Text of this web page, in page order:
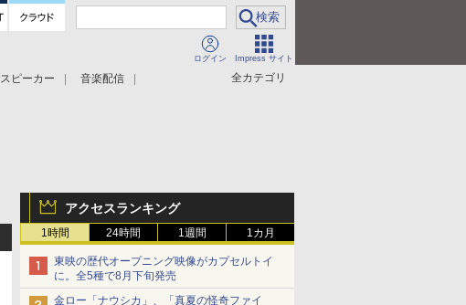
ログイン Impress サイト
全カテゴリ
スピーカー
音楽配信
アクセスランキング
1時間 24時間 1週間 1カ月
東映の歴代オープニング映像がカプセルトイ
に。全5種で8月下旬発売
金ロー「ナウシカ」、「真夏の怪奇ファイ